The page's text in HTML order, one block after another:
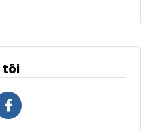
tôi